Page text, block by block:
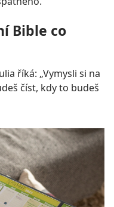
Bible co
říká: „Vymysli si na
číst, kdy to budeš